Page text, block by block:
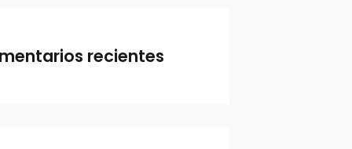
recientes